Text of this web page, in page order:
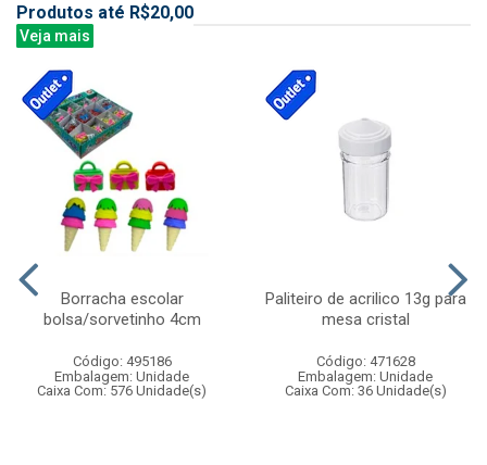
Produtos até R$20,00
Veja mais
Borracha escolar
bolsa/sorvetinho 4cm
Código: 495186
Embalagem: Unidade
Caixa Com: 576 Unidade(s)
Paliteiro de acrilico 13g para
mesa cristal
Código: 471628
Embalagem: Unidade
Caixa Com: 36 Unidade(s)